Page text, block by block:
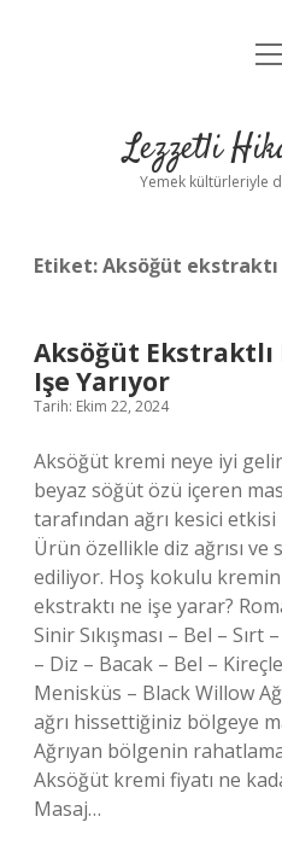
Yasal
Lezzetli
Yemek kültürleriyle
Etiket:Aksöğüt
Aksöğüt Ekstraktlı
Işe Yarıyor
Tarih: Ekim 22, 2024
Aksöğüt kremi neye iyi
beyaz söğüt özü içeren
tarafından ağrı kesici
Ürün özellikle diz ağrısı
ediliyor. Hoş kokulu
ekstraktı ne işe yarar?
Sinir Sıkışması – Bel – Sırt
– Diz – Bacak – Bel –
Menisküs – Black Willow
ağrı hissettiğiniz bölgeye
Ağrıyan bölgenin
Aksöğüt kremi fiyatı ne
Masaj…